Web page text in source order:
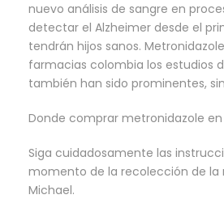
nuevo análisis de sangre en
detectar el Alzheimer desde el
tendrán hijos sanos.
farmacias colombia los estudios
también han sido prominentes,
Donde comprar metronidazole
Siga cuidadosamente las
momento de la recolección de la
Michael.